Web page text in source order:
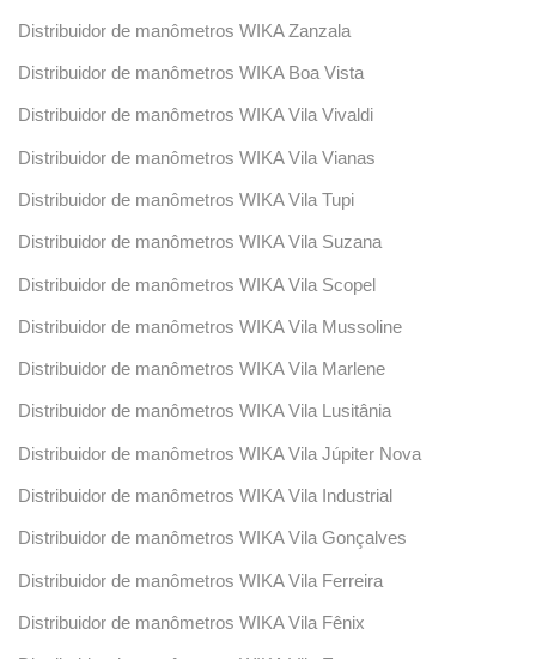
Distribuidor de manômetros WIKA Zanzala
Distribuidor de manômetros WIKA Boa Vista
Distribuidor de manômetros WIKA Vila Vivaldi
Distribuidor de manômetros WIKA Vila Vianas
Distribuidor de manômetros WIKA Vila Tupi
Distribuidor de manômetros WIKA Vila Suzana
Distribuidor de manômetros WIKA Vila Scopel
Distribuidor de manômetros WIKA Vila Mussoline
Distribuidor de manômetros WIKA Vila Marlene
Distribuidor de manômetros WIKA Vila Lusitânia
Distribuidor de manômetros WIKA Vila Júpiter Nova
Distribuidor de manômetros WIKA Vila Industrial
Distribuidor de manômetros WIKA Vila Gonçalves
Distribuidor de manômetros WIKA Vila Ferreira
Distribuidor de manômetros WIKA Vila Fênix